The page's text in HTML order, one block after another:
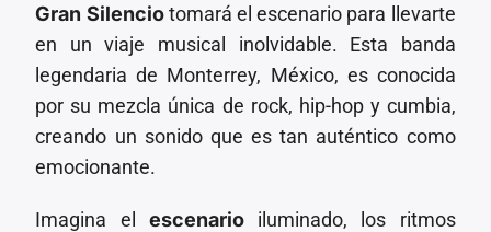
Gran Silenciotomará el escenario para llevarte
en un viaje musical inolvidable. Esta banda
legendaria de Monterrey, México, es conocida
por su mezcla única de rock, hip-hop y cumbia,
creando un sonido que es tan auténtico como
emocionante.
Imagina el escenarioiluminado, los ritmos